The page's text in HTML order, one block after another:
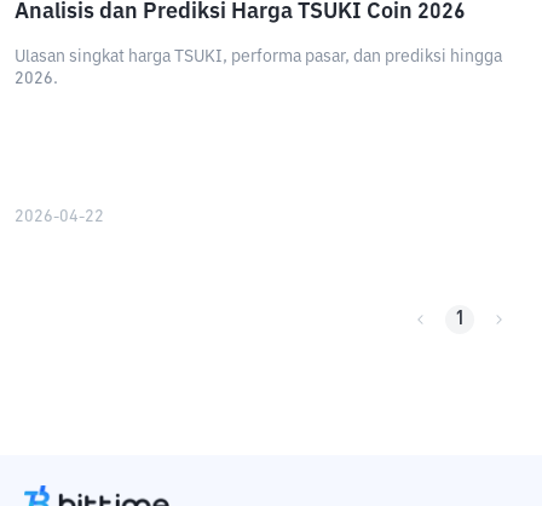
Analisis dan Prediksi Harga TSUKI Coin 2026
Ulasan singkat harga TSUKI, performa pasar, dan prediksi hingga
2026.
2026-04-22
1